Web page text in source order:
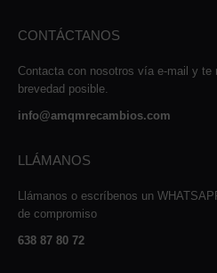
CONTÁCTANOS
Contacta con nosotros vía e-mail y te
brevedad posible.
info@amqmrecambios.com
LLÁMANOS
Llámanos o escríbenos un
de compromiso
638 87 80 72